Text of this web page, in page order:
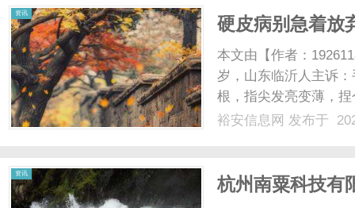
资讯
硬皮病别急着放
掉“石头手”
本文由【作者：
岁，山东临沂人主诉
根，指尖发亮变薄，
靠媳妇帮忙，稍微挑
裕安信息网 发布于
资讯
杭州南粟科技有